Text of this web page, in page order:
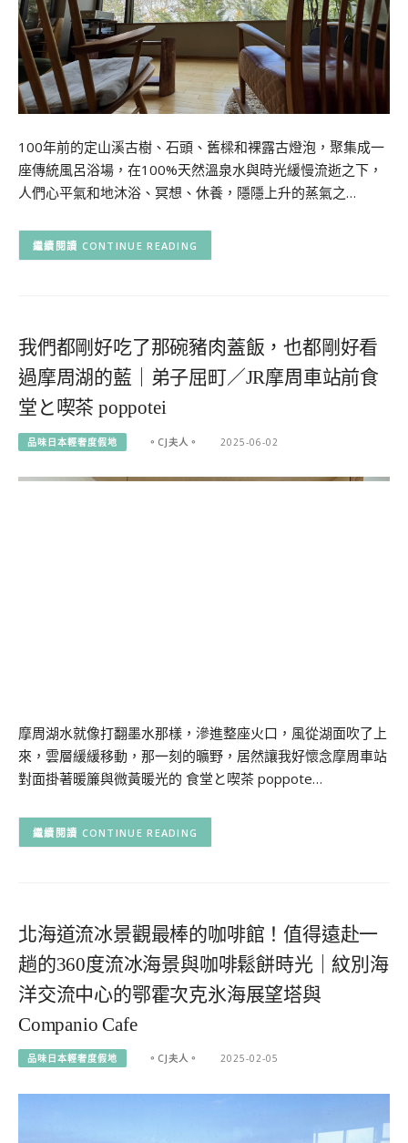
100年前的定山溪古樹、石頭、舊樑和裸露古燈泡，聚集成一
座傳統風呂浴場，在100%天然溫泉水與時光緩慢流逝之下，
人們心平氣和地沐浴、冥想、休養，隱隱上升的蒸氣之…
CONTINUE READING
我們都剛好吃了那碗豬肉蓋飯，也都剛好看
過摩周湖的藍｜弟子屈町／JR摩周車站前食
堂と喫茶 poppotei
品味日本輕奢度假地 。CJ夫人。 2025-06-02
摩周湖水就像打翻墨水那樣，滲進整座火口，風從湖面吹了上
來，雲層緩緩移動，那一刻的曠野，居然讓我好懷念摩周車站
對面掛著暖簾與微黃暖光的 食堂と喫茶 poppote…
CONTINUE READING
北海道流冰景觀最棒的咖啡館！值得遠赴一
趟的360度流冰海景與咖啡鬆餅時光｜紋別海
洋交流中心的鄂霍次克氷海展望塔與
Companio Cafe
品味日本輕奢度假地 。CJ夫人。 2025-02-05